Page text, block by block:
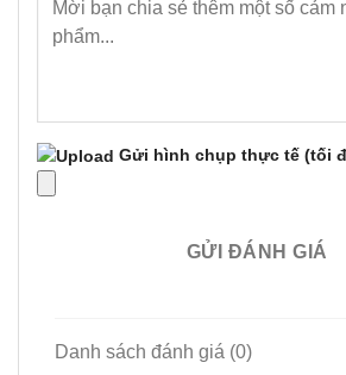
Gửi hình chụp thực tế (tối
GỬI ĐÁNH GIÁ
Danh sách đánh giá (0)